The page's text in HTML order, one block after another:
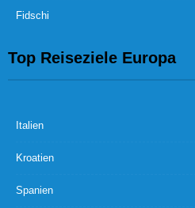
Fidschi
Top Reiseziele Europa
Italien
Kroatien
Spanien